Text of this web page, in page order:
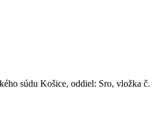
súdu Košice, oddiel: Sro, vložka č.